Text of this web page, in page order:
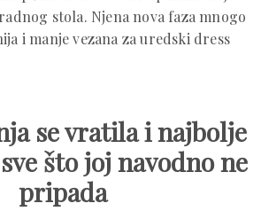
stola. Njena nova faza mnogo
i manje vezana za uredski dress
se vratila i najbolje
što joj navodno ne
pripada